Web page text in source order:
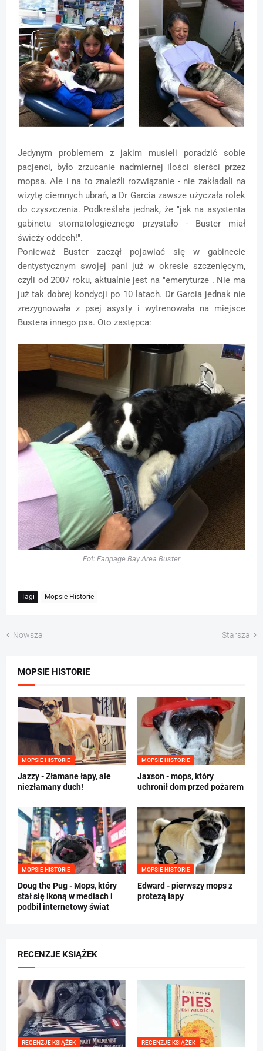
Jedynym problemem z jakim musieli poradzić sobie
pacjenci, było zrzucanie nadmiernej ilości sierści przez
mopsa. Ale i na to znaleźli rozwiązanie - nie zakładali na
wizytę ciemnych ubrań, a Dr Garcia zawsze użyczała rolek
do czyszczenia. Podkreślała jednak, że "jak na asystenta
gabinetu stomatologicznego przystało - Buster miał
świeży oddech!".
Ponieważ Buster zaczął pojawiać się w gabinecie
dentystycznym swojej pani już w okresie szczenięcym,
czyli od 2007 roku, aktualnie jest na "emeryturze". Nie ma
już tak dobrej kondycji po 10 latach. Dr Garcia jednak nie
zrezygnowała z psej asysty i wytrenowała na miejsce
Bustera innego psa. Oto zastępca:
Fot: Fanpage Bay Area Buster
Tagi Mopsie Historie
Nowsza Starsza
MOPSIE HISTORIE
MOPSIE HISTORIE
Jazzy - Złamane łapy, ale
niezłamany duch!
MOPSIE HISTORIE
Jaxson - mops, który
uchronił dom przed pożarem
MOPSIE HISTORIE
Doug the Pug - Mops, który
stał się ikoną w mediach i
podbił internetowy świat
MOPSIE HISTORIE
Edward - pierwszy mops z
protezą łapy
RECENZJE KSIĄŻEK
RECENZJE KSIĄŻEK RECENZJE KSIĄŻEK